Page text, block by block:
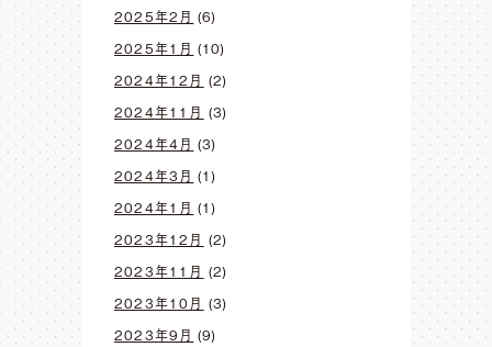
2025年2月 (6)
2025年1月 (10)
2024年12月 (2)
2024年11月 (3)
2024年4月 (3)
2024年3月 (1)
2024年1月 (1)
2023年12月 (2)
2023年11月 (2)
2023年10月 (3)
2023年9月 (9)